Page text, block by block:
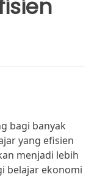
bagi banyak
yang efisien
menjadi lebih
belajar ekonomi